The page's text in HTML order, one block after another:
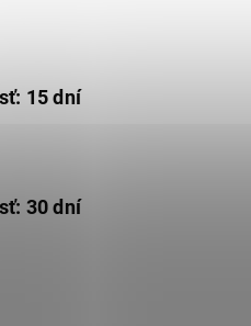
15 dní
30 dní